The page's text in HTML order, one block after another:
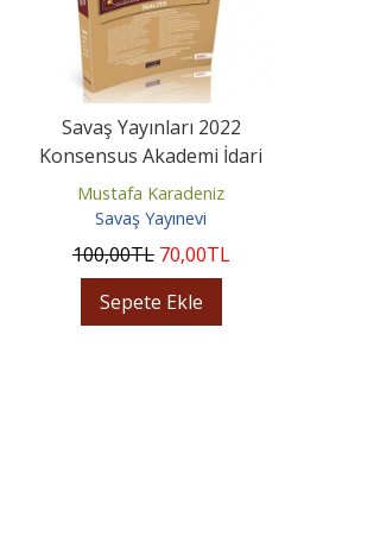
Savaş Yayınları 2022
Konsensus Akademi İdari
Hakimlik Maliye Konu
Anlatımı
Mustafa Karadeniz
Savaş Yayınevi
100,00TL 70,00TL
Sepete Ekle